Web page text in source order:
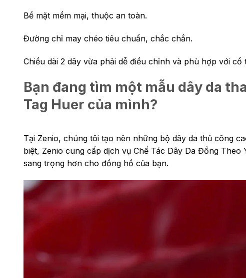
Bề mặt mềm mại, thuộc an toàn.
Đường chỉ may chéo tiêu chuẩn, chắc chắn.
Chiều dài 2 dây vừa phải dễ điều chỉnh và phù hợp với cổ
Bạn đang tìm một mẫu dây da
Tag Huer của mình?
Tại Zenio, chúng tôi tạo nên những bộ dây da thủ công
biệt, Zenio cung cấp dịch vụ Chế Tác Dây Da Đồng
sang trọng hơn cho đồng hồ của bạn.